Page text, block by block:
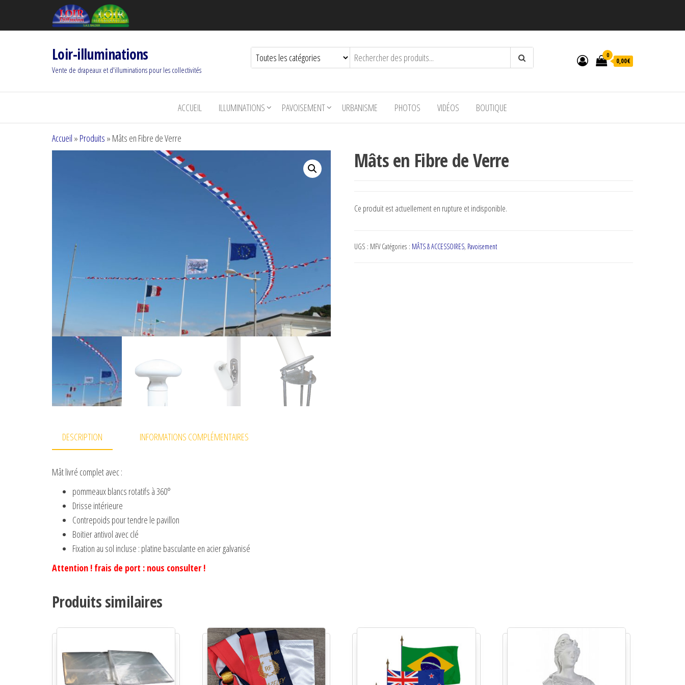
Loir-illuminations
Vente de drapeaux et d'illuminations pour les collectivités
0
0,00€
ACCUEIL ILLUMINATIONS PAVOISEMENT URBANISME PHOTOS VIDÉOS BOUTIQUE
Accueil » Produits » Mâts en Fibre de Verre
Mâts en Fibre de Verre
Ce produit est actuellement en rupture et indisponible.
UGS : MFV Catégories : MÂTS & ACCESSOIRES, Pavoisement
DESCRIPTION INFORMATIONS COMPLÉMENTAIRES
Mât livré complet avec :
pommeaux blancs rotatifs à 360°
Drisse intérieure
Contrepoids pour tendre le pavillon
Boitier antivol avec clé
Fixation au sol incluse : platine basculante en acier galvanisé
Attention ! frais de port : nous consulter !
Produits similaires